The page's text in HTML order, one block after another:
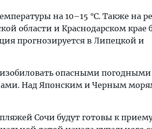
на 10–15 °C. Также на
области и Краснодарском крае
прогнозируется в Липецкой и
изобиловать опасными погодными
Над Японским и Черным
Сочи будут готовы к